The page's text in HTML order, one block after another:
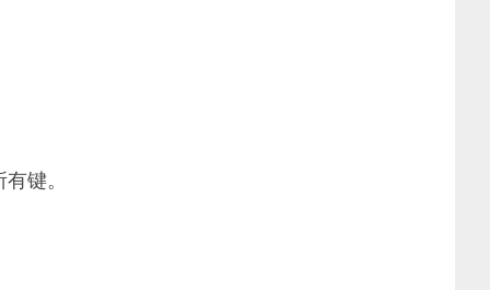
键。